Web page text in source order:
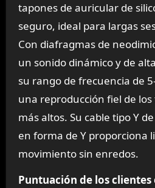
tapones de auricular de
seguro, ideal para largas
Con diafragmas de
un sonido dinámico y de
su rango de frecuencia de
una reproducción fiel de
más altos. Su cable tipo Y
en forma de Y proporciona
movimiento sin enredos.
Puntuación de los clientes